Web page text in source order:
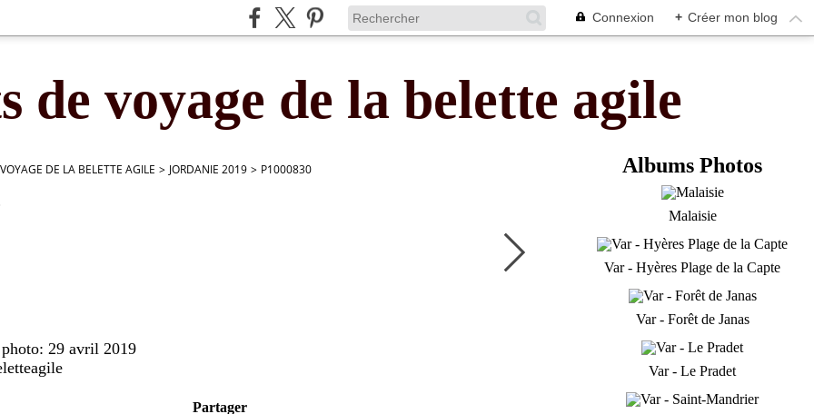
Connexion + Créer mon blog
de voyage de la belette agile
DE LA BELETTE AGILE > JORDANIE 2019 > P1000830
29 avril 2019
Partager
Albums Photos
Malaisie
Var - Hyères Plage de la Capte
Var - Forêt de Janas
Var - Le Pradet